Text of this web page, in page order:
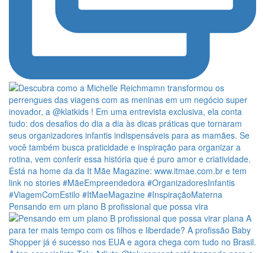
Pensando em um plano B profissional que possa vira